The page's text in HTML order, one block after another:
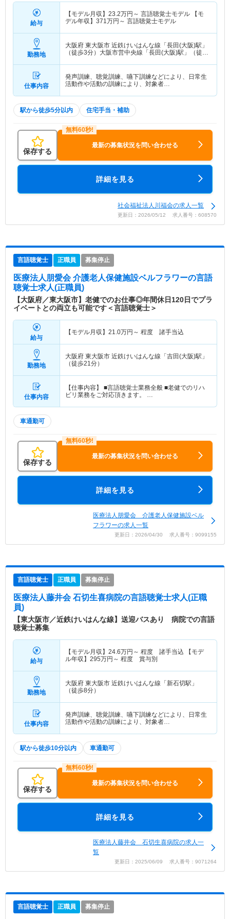
給与
【モデル月収】 23.2万円～ 言語聴覚士モデル 【モ
デル年収】 371万円～ 言語聴覚士モデル
勤務地
大阪府 東大阪市 近鉄けいはんな線「長田(大阪)駅」
（徒歩3分）大阪市営中央線「長田(大阪)駅」（徒歩
仕事内容
発声訓練、聴覚訓練、嚥下訓練などにより、日常生
活動作や活動の訓練により、対象者…
駅から徒歩5分以内 住宅手当・補助
保存する
最新の募集状況を問い合わせる
詳細を見る
社会福祉法人川福会の求人一覧
更新日：2026/05/12 求人番号：608570
言語聴覚士 正職員 募集停止
医療法人朋愛会 介護老人保健施設ベルフラワーの言語
聴覚士求人(正職員)
【大阪府／東大阪市】老健でのお仕事◎年間休日120日でプラ
イベートとの両立も可能です＜言語聴覚士＞
給与
【モデル月収】 21.0万円～ 程度 諸手当込
勤務地
大阪府 東大阪市 近鉄けいはんな線「吉田(大阪)駅」
（徒歩21分）
仕事内容
【仕事内容】 ■言語聴覚士業務全般 ■老健でのリハ
ビリ業務をご対応頂きます。 …
車通勤可
保存する
最新の募集状況を問い合わせる
詳細を見る
医療法人朋愛会 介護老人保健施設ベル
フラワーの求人一覧
更新日：2026/04/30 求人番号：9099155
言語聴覚士 正職員 募集停止
医療法人藤井会 石切生喜病院の言語聴覚士求人(正職
員)
【東大阪市／近鉄けいはんな線】送迎バスあり 病院での言語
聴覚士募集
給与
【モデル月収】 24.6万円～ 程度 諸手当込 【モデ
ル年収】 295万円～ 程度 賞与別
勤務地
大阪府 東大阪市 近鉄けいはんな線「新石切駅」
（徒歩8分）
仕事内容
発声訓練、聴覚訓練、嚥下訓練などにより、日常生
活動作や活動の訓練により、対象者…
駅から徒歩10分以内 車通勤可
保存する
最新の募集状況を問い合わせる
詳細を見る
医療法人藤井会 石切生喜病院の求人一
覧
更新日：2025/06/09 求人番号：9071264
言語聴覚士 正職員 募集停止